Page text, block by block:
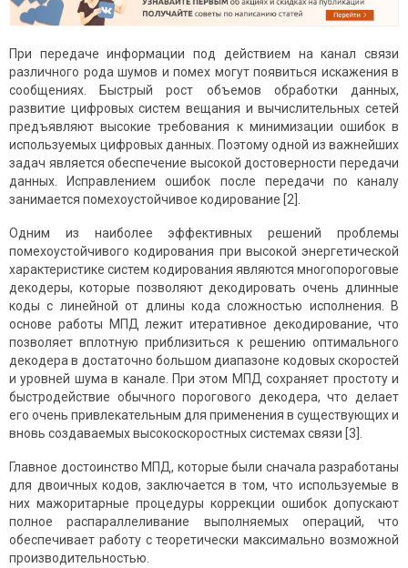
При передаче информации под действием на канал связи
различного рода шумов и помех могут появиться искажения в
сообщениях. Быстрый рост объемов обработки данных,
развитие цифровых систем вещания и вычислительных сетей
предъявляют высокие требования к минимизации ошибок в
используемых цифровых данных. Поэтому одной из важнейших
задач является обеспечение высокой достоверности передачи
данных. Исправлением ошибок после передачи по каналу
занимается помехоустойчивое кодирование [2].
Одним из наиболее эффективных решений проблемы
помехоустойчивого кодирования при высокой энергетической
характеристике систем кодирования являются многопороговые
декодеры, которые позволяют декодировать очень длинные
коды с линейной от длины кода сложностью исполнения. В
основе работы МПД лежит итеративное декодирование, что
позволяет вплотную приблизиться к решению оптимального
декодера в достаточно большом диапазоне кодовых скоростей
и уровней шума в канале. При этом МПД сохраняет простоту и
быстродействие обычного порогового декодера, что делает
его очень привлекательным для применения в существующих и
вновь создаваемых высокоскоростных системах связи [3].
Главное достоинство МПД, которые были сначала разработаны
для двоичных кодов, заключается в том, что используемые в
них мажоритарные процедуры коррекции ошибок допускают
полное распараллеливание выполняемых операций, что
обеспечивает работу с теоретически максимально возможной
производительностью.